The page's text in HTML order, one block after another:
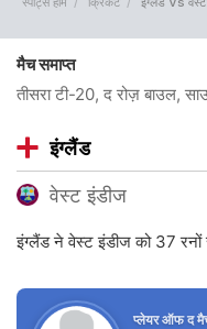
मैच समाप्त
तीसरा टी-20, द रोज़ बाउल,
इंग्लैंड
वेस्ट इंडीज
इंग्लैंड ने वेस्ट इंडीज को 37 रनों
प्लेयर ऑफ द